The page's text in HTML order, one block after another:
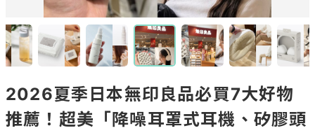
2026夏季日本無印良品必買7大好物
推薦！超美「降噪耳罩式耳機、矽膠頭